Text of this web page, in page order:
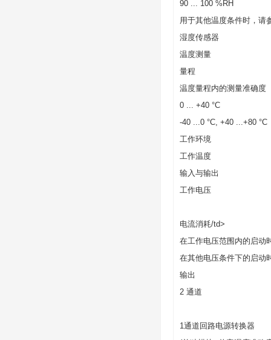
90 ... 100 %RH
用于其他温度条件时，请
湿度传感器
温度测量
量程
温度量程内的测量准确度
0 ... +40 °C
-40 ...0 °C, +40 ...+80 °C
工作环境
工作温度
输入与输出
工作电压
电流消耗/td>
在工作电压范围内的启动
在其他电压条件下的启动
输出
2 通道
1通道回路电源转换器